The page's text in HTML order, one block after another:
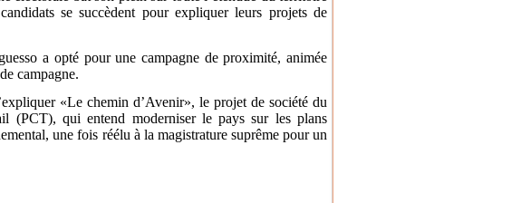
se succèdent pour expliquer leurs projets de
a opté pour une campagne de proximité, animée
campagne.
«Le chemin d’Avenir», le projet de société du
(PCT), qui entend moderniser le pays sur les plans
une fois réélu à la magistrature suprême pour un